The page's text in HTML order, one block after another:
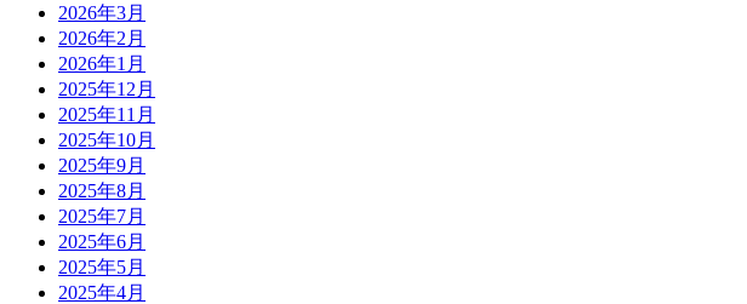
2026年3月
2026年2月
2026年1月
2025年12月
2025年11月
2025年10月
2025年9月
2025年8月
2025年7月
2025年6月
2025年5月
2025年4月